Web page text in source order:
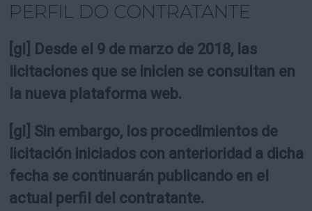
UTILIDADES
PERFIL DO CONTRATANTE
[gl] Desde el 9 de marzo de 2018, las
licitaciones que se inicien se consultan en
la nueva plataforma web.
[gl] Sin embargo, los procedimientos de
licitación iniciados con anterioridad a dicha
fecha se continuarán publicando en el
actual perfil del contratante.